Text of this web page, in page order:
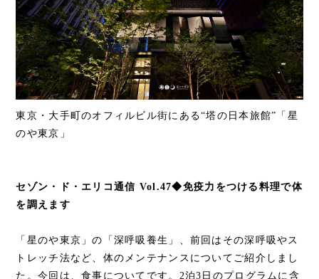
東京・大手町のオフィルビル街にある“塔の日本旅館”「星
のや東京」
セゾン・ド・エリコ通信 Vol.47◆免疫力をつける料理で体
を調えます
「星のや東京」の「深呼吸養生」、前回はその深呼吸やス
トレッチ法など、体のメンテナンスについてご紹介しまし
た。今回は、食事についてです。2泊3日のプログラムに含